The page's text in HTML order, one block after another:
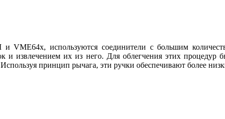
VME64x, используются соединители с большим
и извлечением их из него. Для облегчения этих процедур
принцип рычага, эти ручки обеспечивают более